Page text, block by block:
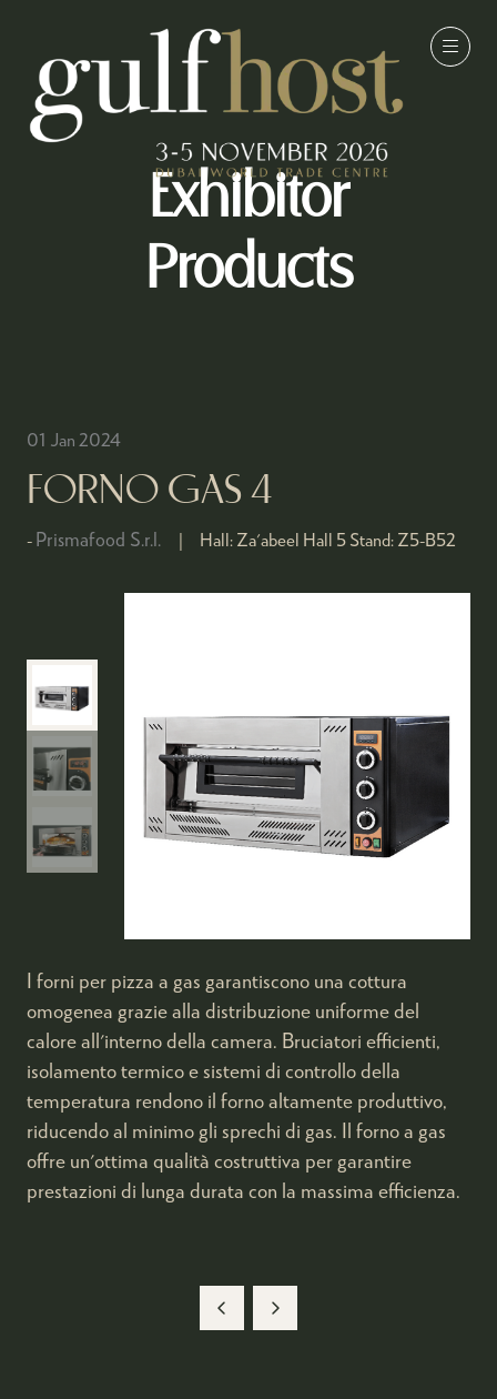
Exhibitor
Products
01 Jan 2024
FORNO GAS 4
Prismafood S.r.l. Hall: Za'abeel Hall 5 Stand: Z5-B52
I forni per pizza a gas garantiscono una cottura
omogenea grazie alla distribuzione uniforme del
calore all'interno della camera. Bruciatori efficienti,
isolamento termico e sistemi di controllo della
temperatura rendono il forno altamente produttivo,
riducendo al minimo gli sprechi di gas. Il forno a gas
offre un'ottima qualità costruttiva per garantire
prestazioni di lunga durata con la massima efficienza.